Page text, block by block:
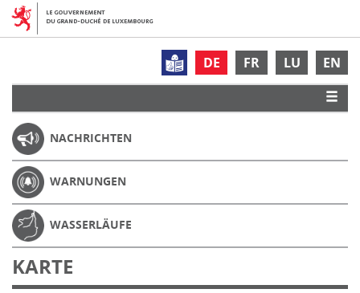
DE FR LU EN
NACHRICHTEN
WARNUNGEN
WASSERLÄUFE
KARTE